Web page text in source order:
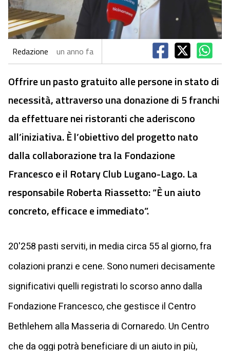
Redazione un anno fa
Offrire un pasto gratuito alle persone in stato di
necessità, attraverso una donazione di 5 franchi
da effettuare nei ristoranti che aderiscono
all’iniziativa. È l’obiettivo del progetto nato
dalla collaborazione tra la Fondazione
Francesco e il Rotary Club Lugano-Lago. La
responsabile Roberta Riassetto: “È un aiuto
concreto, efficace e immediato”.
20'258 pasti serviti, in media circa 55 al giorno, fra
colazioni pranzi e cene. Sono numeri decisamente
significativi quelli registrati lo scorso anno dalla
Fondazione Francesco, che gestisce il Centro
Bethlehem alla Masseria di Cornaredo. Un Centro
che da oggi potrà beneficiare di un aiuto in più,